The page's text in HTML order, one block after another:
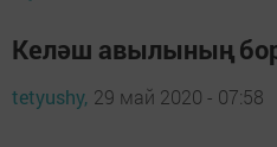
Келәш авылының
tetyushy, 29 май 2020 - 07:58